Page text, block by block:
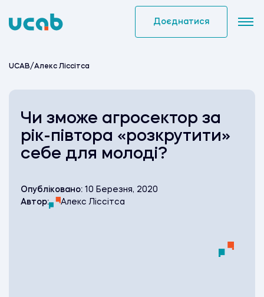
to
Доєднатися
UCAB/Алекс Ліссітса
Чи зможе агросектор за
рік-півтора «розкрутити»
себе для молоді?
Опубліковано: 10 Березня, 2020
Автор:
Алекс Ліссітса